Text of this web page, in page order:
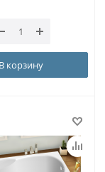
В корзину